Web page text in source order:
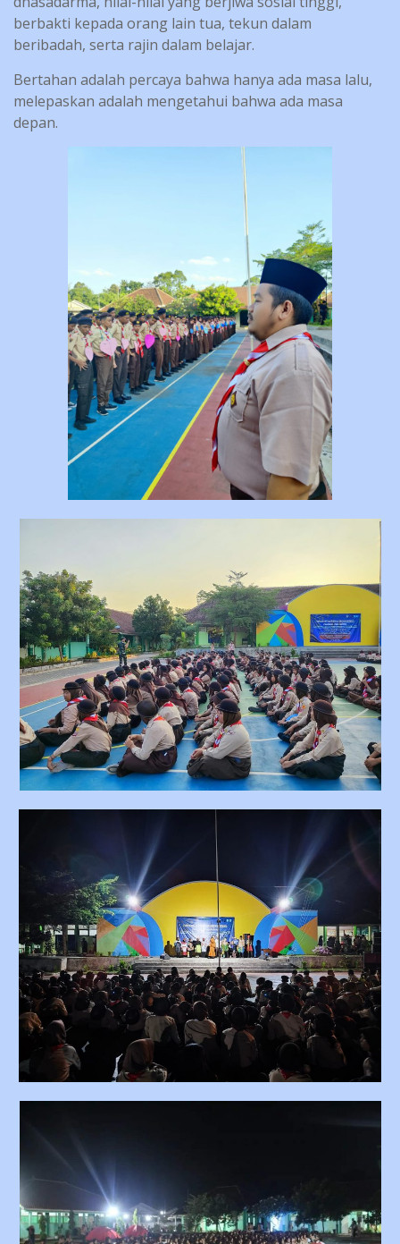
berbakti kepada orang lain tua, tekun dalam
beribadah, serta rajin dalam belajar.
Bertahan adalah percaya bahwa hanya ada masa lalu,
melepaskan adalah mengetahui bahwa ada masa
depan.